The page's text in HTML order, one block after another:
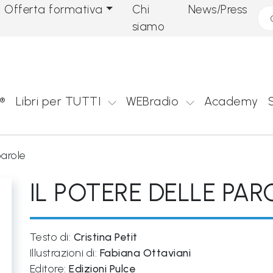
Offerta formativa
Chi
siamo
News/Press
Libri per TUTTI WEBradio Academy
IL POTERE DELLE
Testo di: Cristina Petit
Illustrazioni di: Fabiana Ottaviani
Editore: Edizioni Pulce